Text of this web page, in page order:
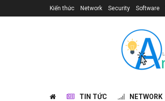
Kiến thức Network Security Software
TIN TỨC NETWORK